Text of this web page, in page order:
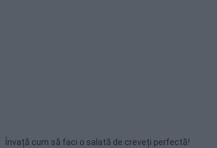
Învață cum să faci o salată de creveți perfectă!